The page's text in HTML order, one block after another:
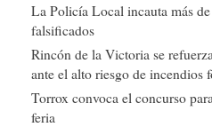
La Policía Local incauta más
falsificados
Rincón de la Victoria se
ante el alto riesgo de incendios
Torrox convoca el concurso
feria